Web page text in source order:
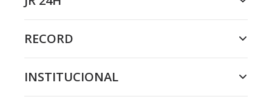
RECORD
INSTITUCIONAL